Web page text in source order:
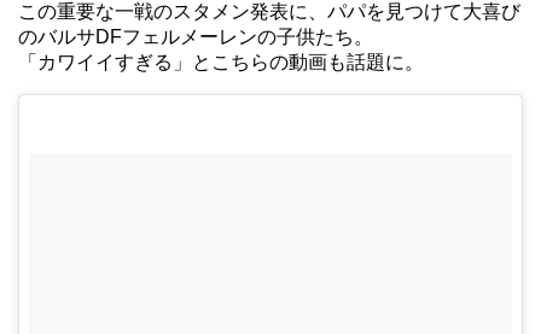
この重要な一戦のスタメン発表に、パパを見つけて大喜び
のバルサDFフェルメーレンの子供たち。
「カワイイすぎる」とこちらの動画も話題に。